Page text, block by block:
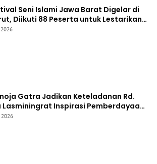
Seni Islami Jawa Barat Digelar di
Diikuti 88 Peserta untuk Lestarikan
Qasidah dan Vokal Religi
Gatra Jadikan Keteladanan Rd.
Lasminingrat Inspirasi Pemberdayaan
Garut Utara
2026